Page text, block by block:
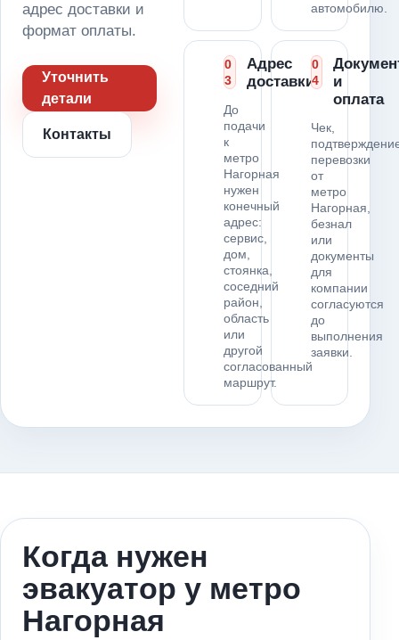
адрес доставки и
формат оплаты.
Уточнить
детали
Контакты
автомобилю.
0
3
Адрес
доставки
До
подачи
к
метро
Нагорная
нужен
конечный
адрес:
сервис,
дом,
стоянка,
соседний
район,
область
или
другой
согласованный
маршрут.
0
4
и
оплата
Чек,
перевозки
от
метро
Нагорная,
безнал
или
документы
для
компании
согласуются
до
выполнения
заявки.
Когда нужен
эвакуатор у метро
Нагорная